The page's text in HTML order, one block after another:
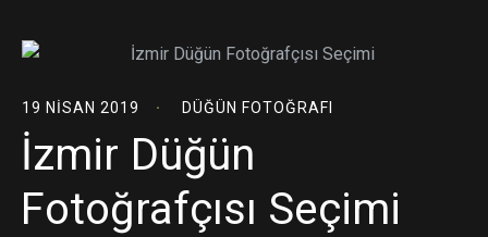
19 NISAN 2019 DÜĞÜN FOTOĞRAFI
İzmir Düğün
Fotoğrafçısı Seçimi